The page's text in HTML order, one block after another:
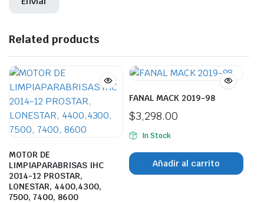
Related products
MOTOR DE
LIMPIAPARABRISAS IHC
2014-12 PROSTAR,
LONESTAR, 4400,4300,
7500, 7400, 8600
FANAL MACK 2019-98
$3,298.00
In Stock
Añadir al carrito